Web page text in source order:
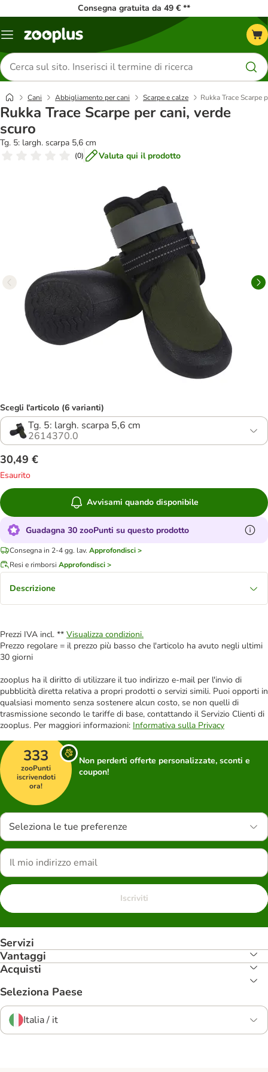
Consegna gratuita da 49 € **
Overview
Cerca
prodotti
Cani Abbigliamento per cani Scarpe e calze Rukka Trace Scarpe
Rukka Trace Scarpe per cani, verde
scuro
Tg. 5: largh. scarpa 5,6 cm
(0) Valuta qui il prodotto
Scegli l'articolo (6 varianti)
Tg. 5: largh. scarpa 5,6 cm
2614370.0
30,49 €
Esaurito
Avvisami quando disponibile
Guadagna 30 zooPunti su questo prodotto
Consegna in 2-4 gg. lav. Approfondisci >
Resi e rimborsi Approfondisci >
Descrizione
Prezzi IVA incl. ** Visualizza condizioni.
Prezzo regolare = il prezzo più basso che l'articolo ha avuto negli ultimi
30 giorni
zooplus ha il diritto di utilizzare il tuo indirizzo e-mail per l'invio di
pubblicità diretta relativa a propri prodotti o servizi simili. Puoi opporti in
qualsiasi momento senza sostenere alcun costo, se non quelli di
trasmissione secondo le tariffe di base, contattando il Servizio Clienti di
zooplus. Per maggiori informazioni: Informativa sulla Privacy
333
zooPunti
iscrivendoti
ora!
Non perderti offerte personalizzate, sconti e
coupon!
Seleziona le tue preferenze
Iscriviti
Servizi
Vantaggi
Acquisti
Seleziona Paese
Italia / it